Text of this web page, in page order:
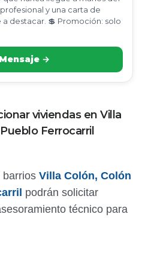
y una carta de
destacar. 💲 Promoción: solo
→
viviendas en Villa
Ferrocarril
barrios Villa Colón, Colón
podrán solicitar
técnico para